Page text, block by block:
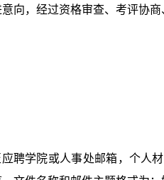
，经过资格审查、考评协商
学院或人事处邮箱，个人